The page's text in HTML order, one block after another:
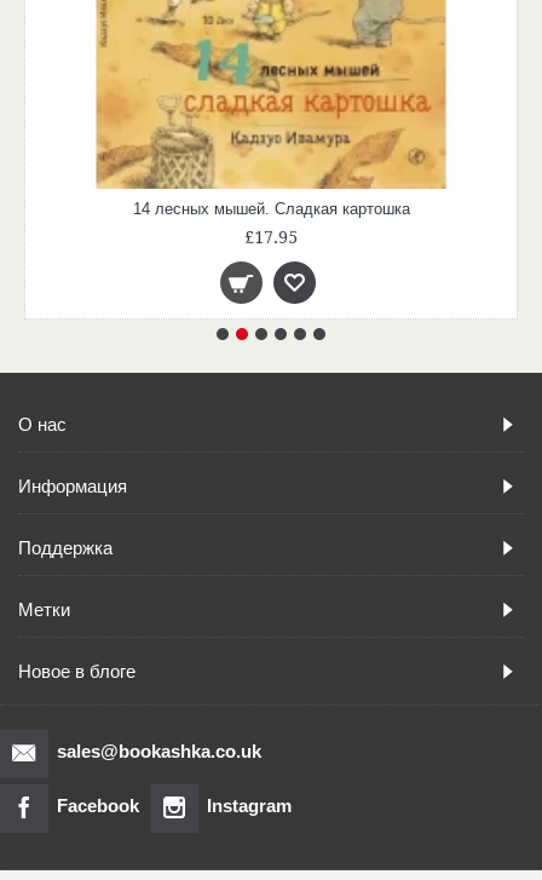
14 лесных мышей. Сладкая картошка
£17.95
О нас
Информация
Поддержка
Метки
Новое в блоге
sales@bookashka.co.uk
Facebook Instagram